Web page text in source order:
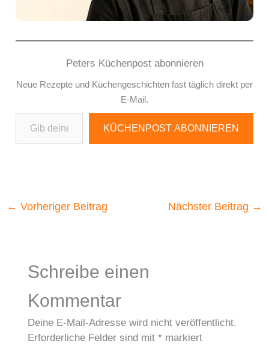
Peters Küchenpost abonnieren
Neue Rezepte und Küchengeschichten fast täglich direkt per
E-Mail.
Gib deine E-Mail-Adresse ein ...
KÜCHENPOST ABONNIEREN
← Vorheriger Beitrag Nächster Beitrag →
Schreibe einen
Kommentar
Deine E-Mail-Adresse wird nicht veröffentlicht.
Erforderliche Felder sind mit * markiert